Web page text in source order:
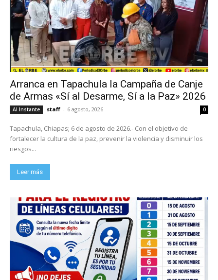
Arranca en Tapachula la Campaña de Canje
de Armas «Sí al Desarme, Sí a la Paz» 2026
Al Instante staff - 6 agosto, 2026 0
Tapachula, Chiapas; 6 de agosto de 2026.- Con el objetivo de
fortalecer la cultura de la paz, prevenir la violencia y disminuir los
riesgos...
Leer más